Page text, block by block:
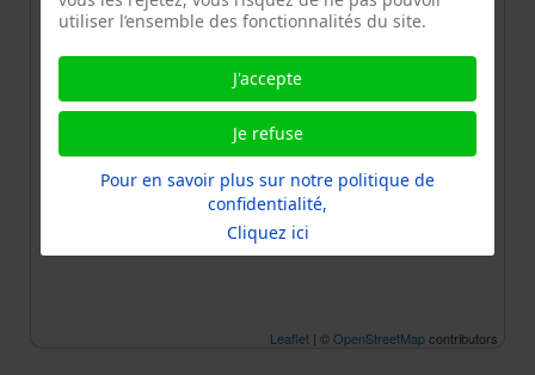
Leaflet | ©OpenStreetMapcontributors
utiliser l’ensemble des fonctionnalités du site.
J'accepte
Je refuse
Pour en savoir plus sur notre politique de
confidentialité,
Cliquez ici